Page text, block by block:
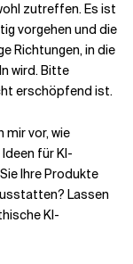
zutreffen. Es ist
vorgehen und die
Richtungen, in die
wird. Bitte
erschöpfend ist.
mir vor, wie
für KI-
Ihre Produkte
Lassen
KI-